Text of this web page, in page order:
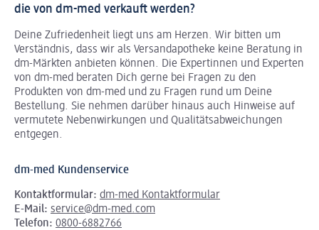
die von dm-med verkauft werden?
Deine Zufriedenheit liegt uns am Herzen. Wir bitten um
Verständnis, dass wir als Versandapotheke keine Beratung in
dm-Märkten anbieten können. Die Expertinnen und Experten
von dm-med beraten Dich gerne bei Fragen zu den
Produkten von dm-med und zu Fragen rund um Deine
Bestellung. Sie nehmen darüber hinaus auch Hinweise auf
vermutete Nebenwirkungen und Qualitätsabweichungen
entgegen.
dm-med Kundenservice
Kontaktformular: dm-med Kontaktformular
E-Mail: service@dm-med.com
Telefon: 0800-6882766